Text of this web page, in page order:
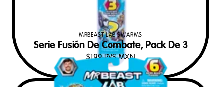
Serie Fusión De Combate, Pack De 3
MRBEAST LAB SWARMS
$199PVS MXN